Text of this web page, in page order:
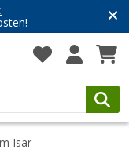
Isar